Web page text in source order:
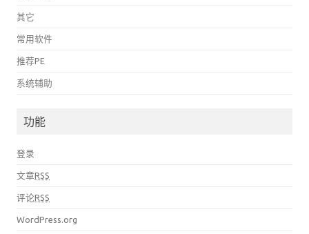
其它
常用软件
推荐PE
系统辅助
功能
登录
文章RSS
评论RSS
WordPress.org